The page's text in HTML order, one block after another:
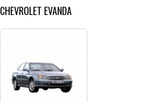
CHEVROLET EVANDA